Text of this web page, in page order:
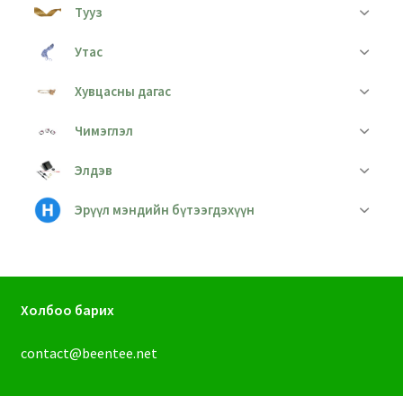
Тууз
Утас
Хувцасны дагас
Чимэглэл
Элдэв
Эрүүл мэндийн бүтээгдэхүүн
Холбоо барих
contact@beentee.net